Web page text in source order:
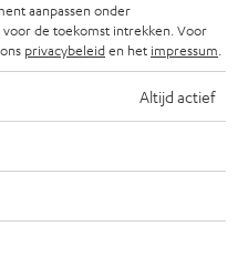
aanpassen onder
de toekomst intrekken. Voor
privacybeleiden het impressum
Altijd actief